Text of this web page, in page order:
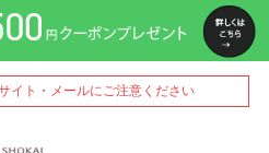
イト・メールにご注意ください
ペー
ジト
ップ
へ